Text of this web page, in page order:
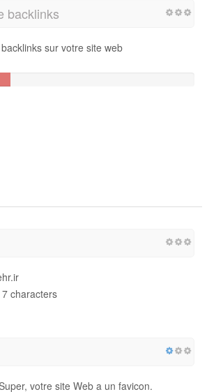
backlinks
sur votre site web
7 characters
votre site Web a un favicon.